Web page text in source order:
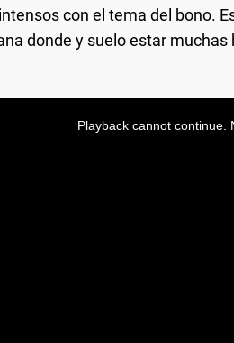
con el tema del bono.
donde y suelo estar